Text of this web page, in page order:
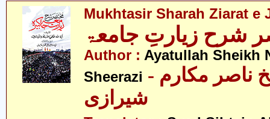
Mukhtasir Sharah Ziarat e
شرح زیارتِ جامعۃ
Author : Ayatullah Sheikh
Sheerazi - آیت اللہ شیخ ناصر مکارم
شیرازی